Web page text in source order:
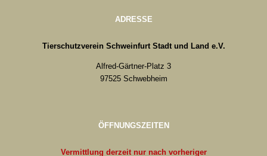
ADRESSE
Tierschutzverein Schweinfurt Stadt und Land e.V.
Alfred-Gärtner-Platz 3
97525 Schwebheim
ÖFFNUNGSZEITEN
Vermittlung derzeit nur nach vorheriger